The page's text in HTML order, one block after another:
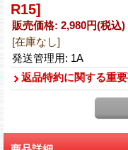
R15]
販売価格: 2,980円(税込)
[在庫なし]
発送管理用: 1A
返品特約に関する重